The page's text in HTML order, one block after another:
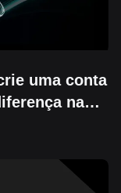
uma conta
na